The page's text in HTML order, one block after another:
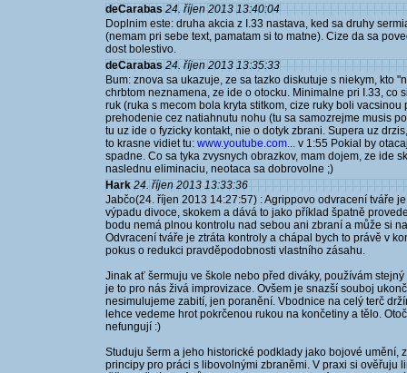
deCarabas 24. říjen 2013 13:40:04
Doplnim este: druha akcia z I.33 nastava, ked sa druhy
(nemam pri sebe text, pamatam si to matne). Cize da sa
dost bolestivo.
deCarabas 24. říjen 2013 13:35:33
Bum: znova sa ukazuje, ze sa tazko diskutuje s niekym, kto
chrbtom neznamena, ze ide o otocku. Minimalne pri I.33, co
ruk (ruka s mecom bola kryta stitkom, cize ruky boli
prehodenie cez natiahnutu nohu (tu sa samozrejme musis
tu uz ide o fyzicky kontakt, nie o dotyk zbrani. Supera uz
to krasne vidiet tu: www.youtube.com... v 1:55 Pokial by
spadne. Co sa tyka zvysnych obrazkov, mam dojem, ze ide
naslednu eliminaciu, neotaca sa dobrovolne ;)
Hark 24. říjen 2013 13:33:36
Jabčo(24. říjen 2013 14:27:57) : Agrippovo odvracení tváře
výpadu divoce, skokem a dává to jako příklad špatně
bodu nemá plnou kontrolu nad sebou ani zbraní a může si
Odvracení tváře je ztráta kontroly a chápal bych to právě v
pokus o redukci pravděpodobnosti vlastního zásahu.
Jinak ať šermuju ve škole nebo před diváky, používám
je to pro nás živá improvizace. Ovšem je snazší souboj
nesimulujeme zabití, jen poranění. Vbodnice na celý terč
lehce vedeme hrot pokrčenou rukou na končetiny a tělo.
nefungují :)
Studuju šerm a jeho historické podklady jako bojové umění,
principy pro práci s libovolnými zbraněmi. V praxi si ověřuju